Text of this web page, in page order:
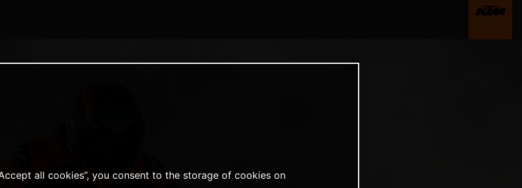
all cookies”, you consent to the storage of cookies on